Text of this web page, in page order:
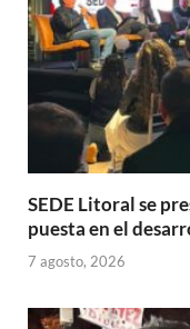
SEDE Litoral se
puesta en el
7 agosto, 2026